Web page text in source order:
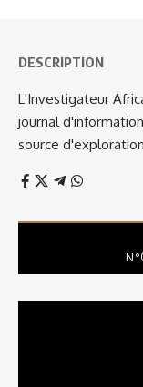
DESCRIPTION
L'Investigateur
journal
source